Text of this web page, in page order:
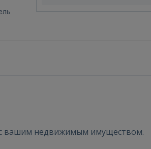
вашим недвижимым имуществом.